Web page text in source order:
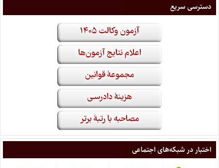
دسترسی سریع
اختبار در شبکه‌های اجتماعی